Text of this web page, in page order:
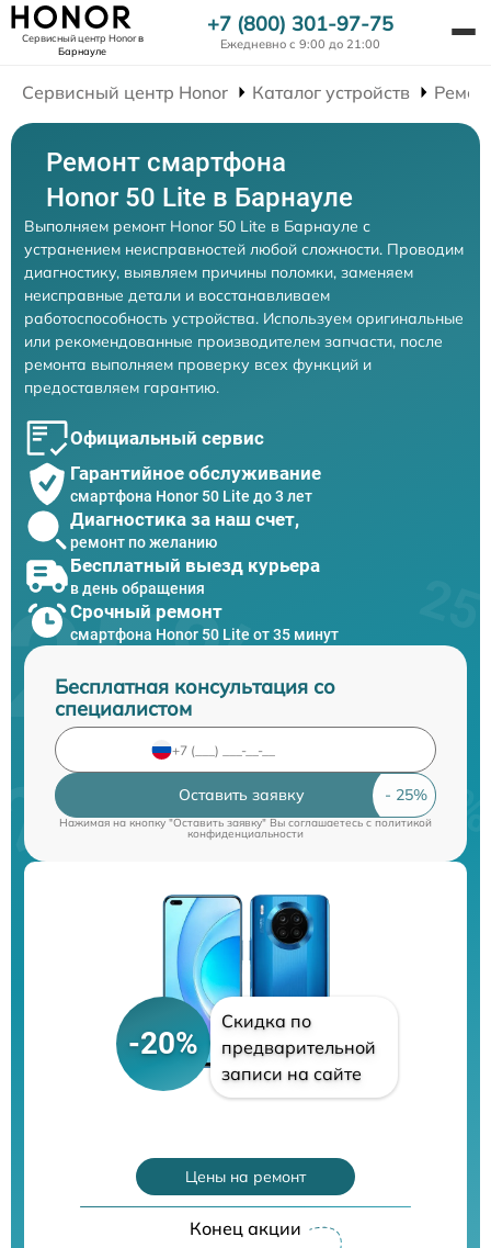
Сервисный центр Honorв
Барнауле
+7 (800) 301-97-75
Ежедневно с 9:00 до 21:00
Сервисный центр Honor Каталог устройств
Ремонт смартфона
Honor 50 Lite в Барнауле
Выполняем ремонт Honor 50 Lite в Барнауле с
устранением неисправностей любой сложности. Проводим
диагностику, выявляем причины поломки, заменяем
неисправные детали и восстанавливаем
работоспособность устройства. Используем оригинальные
или рекомендованные производителем запчасти, после
ремонта выполняем проверку всех функций и
предоставляем гарантию.
Официальный сервис
Гарантийное обслуживание
смартфона Honor 50 Lite до 3 лет
Диагностика за наш счет,
ремонт по желанию
Бесплатный выезд курьера
в день обращения
Срочный ремонт
смартфона Honor 50 Lite от 35 минут
Бесплатная консультация со
специалистом
Оставить заявку
Нажимая на кнопку "Оставить заявку" Вы соглашаетесь cполитикой
конфиденциальности
-20%
Скидка по
предварительной
записи на сайте
Цены на ремонт
Конец акции